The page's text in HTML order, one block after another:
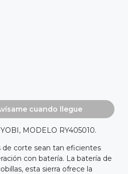
cuando llegue
MODELO RY405010.
de corte sean tan eficientes
con batería. La batería de
esta sierra ofrece la